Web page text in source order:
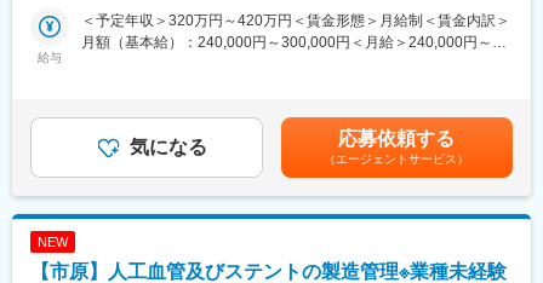
■業務詳細
製造：エアコン完備の快適な環境で、電極の組み立てや細かな部
整、納期管理、完成品の出荷検査を担当します。
どちらも、品質を守りつつ効率的な生産体制づくりに貢献してい
ただきます。現場ではチームで連携しながら、協力会社や販売
当社製品は、脳波・心電・筋電・腸電など多様な測定用電極やパ
給与
＜予定年収＞320万円～420万円＜賃金形態＞月給制＜賃金内訳＞
月額（基本給）：240,000円～300,000円＜月給＞240,000円～
気になる 応募依頼する
（エージェントサービス）
NEW
【市原】人工血管及びステントの製造管理※業種未経験